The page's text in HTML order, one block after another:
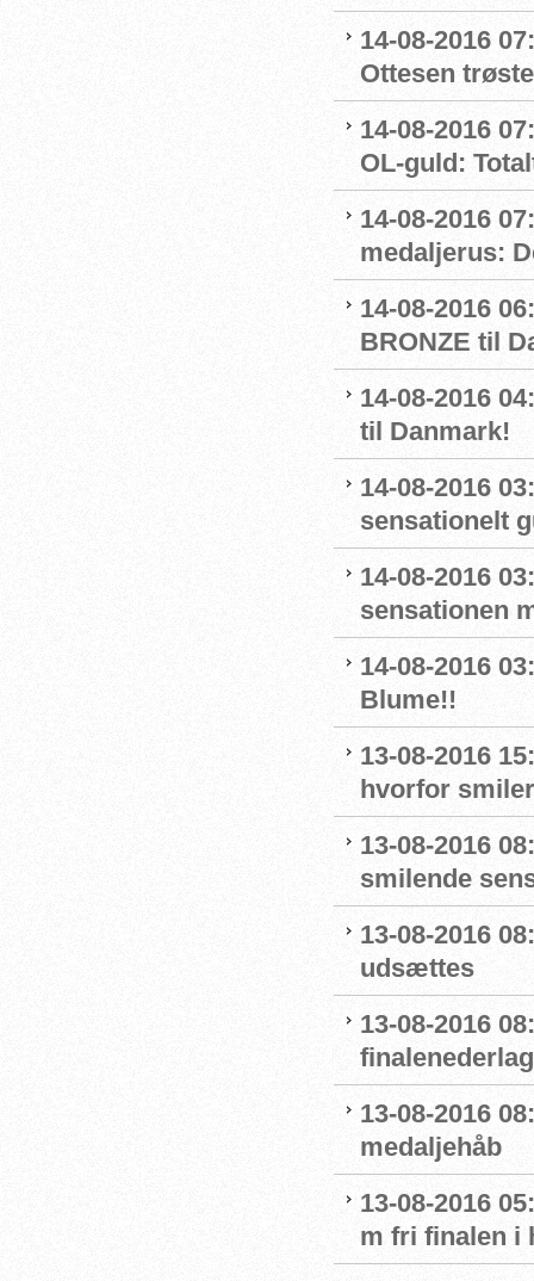
14-08-2016
Ottesen
14-08-2016
OL-guld:
14-08-2016
medaljerus:
14-08-2016
BRONZE til
14-08-2016
til Danmark!
14-08-2016
sensationelt
14-08-2016
sensationen
14-08-2016
Blume!!
13-08-2016
hvorfor
13-08-2016
smilende
13-08-2016
udsættes
13-08-2016
finalenederlag
13-08-2016
medaljehåb
13-08-2016
m fri finalen i